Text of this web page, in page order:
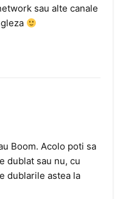
sau alte canale
Boom. Acolo poti sa
dublat sau nu, cu
dublarile astea la